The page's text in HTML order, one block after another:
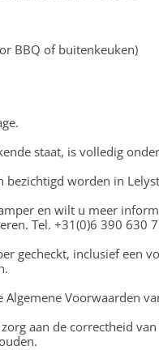
BBQ of buitenkeuken)
staat, is volledig
bezichtigd worden in
en wilt u meer
Tel. +31(0)6 390 630
gecheckt, inclusief een
Voorwaarden
aan de correctheid